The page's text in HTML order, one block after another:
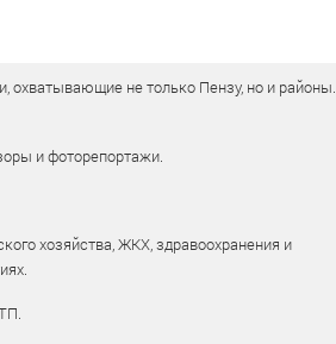
охватывающие не только Пензу, но и районы.
и фоторепортажи.
хозяйства, ЖКХ, здравоохранения и